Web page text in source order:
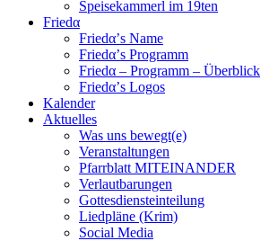
Speisekammerl im 19ten
Friedα
Friedα’s Name
Friedα’s Programm
Friedα – Programm – Überblick
Friedα’s Logos
Kalender
Aktuelles
Was uns bewegt(e)
Veranstaltungen
Pfarrblatt MITEINANDER
Verlautbarungen
Gottesdiensteinteilung
Liedpläne (Krim)
Social Media